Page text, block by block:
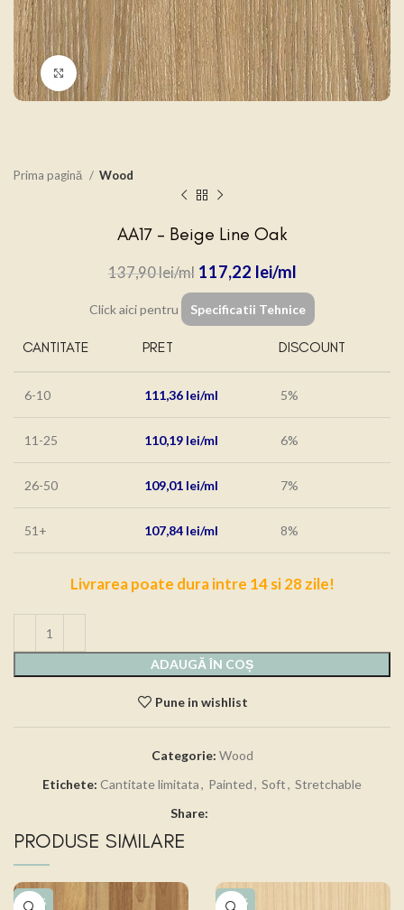
Click to enlarge
Prima pagină Wood
AA17 – Beige Line Oak
137,90lei 117,22 lei
Click aici pentru Specificatii Tehnice
CANTITATE PRET DISCOUNT
6-10 111,36 lei 5%
11-25 110,19 lei 6%
26-50 109,01 lei 7%
51+ 107,84 lei 8%
Livrarea poate dura intre 14 si 28 zile!
ADAUGĂ ÎN COȘ
Pune in wishlist
Categorie: Wood
Etichete: Cantitate limitata, Painted, Soft, Stretchable
Share:
PRODUSE SIMILARE
-15% -15%